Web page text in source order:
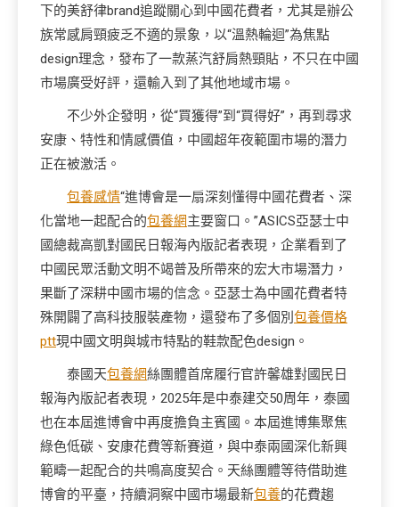
下的美舒律brand追蹤關心到中國花費者，尤其是辦公
族常感肩頸疲乏不適的景象，以“溫熱輪迴”為焦點
design理念，發布了一款蒸汽舒肩熱頸貼，不只在中國
市場廣受好評，還輸入到了其他地域市場。
不少外企發明，從“買獲得”到“買得好”，再到尋求
安康、特性和情感價值，中國超年夜範圍市場的潛力
正在被激活。
包養感情“進博會是一扇深刻懂得中國花費者、深
化當地一起配合的包養網主要窗口。”ASICS亞瑟士中
國總裁高凱對國民日報海內版記者表現，企業看到了
中國民眾活動文明不竭普及所帶來的宏大市場潛力，
果斷了深耕中國市場的信念。亞瑟士為中國花費者特
殊開闢了高科技服裝產物，還發布了多個別 包養價格
ptt現中國文明與城市特點的鞋款配色design。
泰國天包養網絲團體首席履行官許馨雄對國民日
報海內版記者表現，2025年是中泰建交50周年，泰國
也在本屆進博會中再度擔負主賓國。本屆進博集聚焦
綠色低碳、安康花費等新賽道，與中泰兩國深化新興
範疇一起配合的共鳴高度契合。天絲團體等待借助進
博會的平臺，持續洞察中國市場最新包養的花費趨